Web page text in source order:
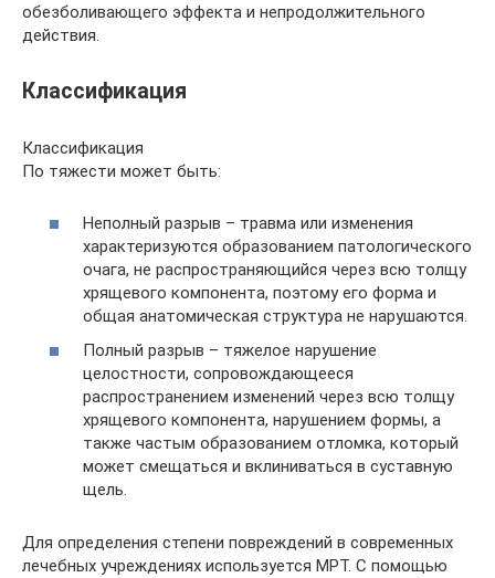
обезболивающего эффекта и непродолжительного
действия.
Классификация
Классификация
По тяжести может быть:
Неполный разрыв – травма или изменения
характеризуются образованием патологического
очага, не распространяющийся через всю толщу
хрящевого компонента, поэтому его форма и
общая анатомическая структура не нарушаются.
Полный разрыв – тяжелое нарушение
целостности, сопровождающееся
распространением изменений через всю толщу
хрящевого компонента, нарушением формы, а
также частым образованием отломка, который
может смещаться и вклиниваться в суставную
щель.
Для определения степени повреждений в современных
лечебных учреждениях используется МРТ. С помощью